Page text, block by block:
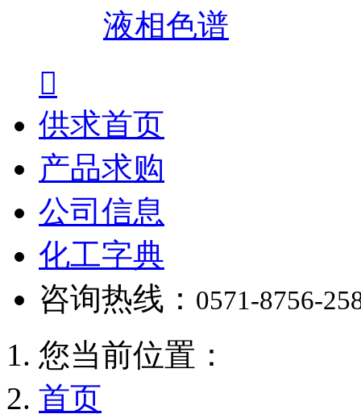
液相色谱

供求首页
产品求购
公司信息
化工字典
咨询热线： 0571-8756-
您当前位置：
首页